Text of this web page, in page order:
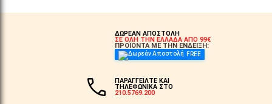
ΔΩΡΕΑΝ ΑΠΟΣΤΟΛΗ
ΣΕ ΟΛΗ ΤΗΝ ΕΛΛΑΔΑ ΑΠΟ 99€
ΠΡΟΪΟΝΤΑ ΜΕ ΤΗΝ ΕΝΔΕΙΞΗ:
FREE
ΠΑΡΑΓΓΕΙΛΤΕ ΚΑΙ
ΤΗΛΕΦΩΝΙΚΑ ΣΤΟ
210.5769.200